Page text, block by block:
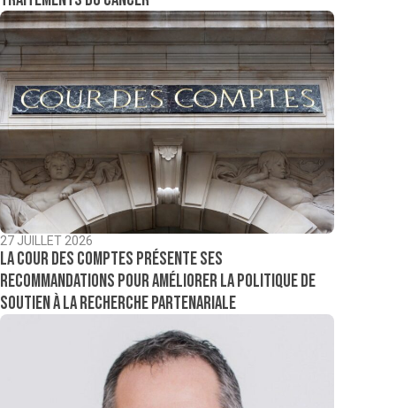
27 JUILLET 2026
La Cour des comptes présente ses
recommandations pour améliorer la politique de
soutien à la recherche partenariale